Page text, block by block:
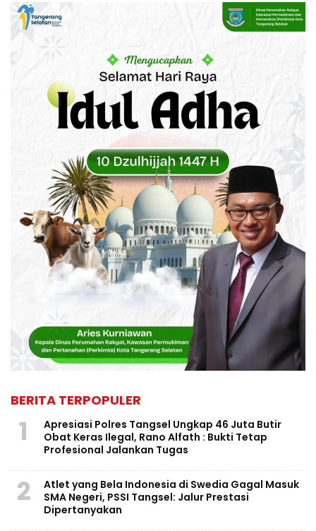
BERITA TERPOPULER
1
Apresiasi Polres Tangsel Ungkap 46 Juta Butir
Obat Keras Ilegal, Rano Alfath : Bukti Tetap
Profesional Jalankan Tugas
2
Atlet yang Bela Indonesia di Swedia Gagal Masuk
SMA Negeri, PSSI Tangsel: Jalur Prestasi
Dipertanyakan